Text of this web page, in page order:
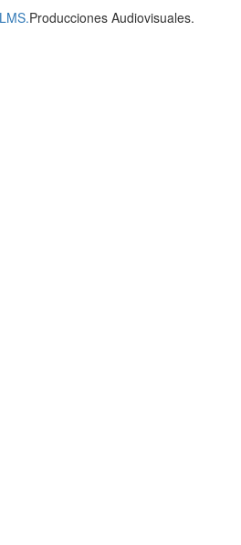
Producciones Audiovisuales.